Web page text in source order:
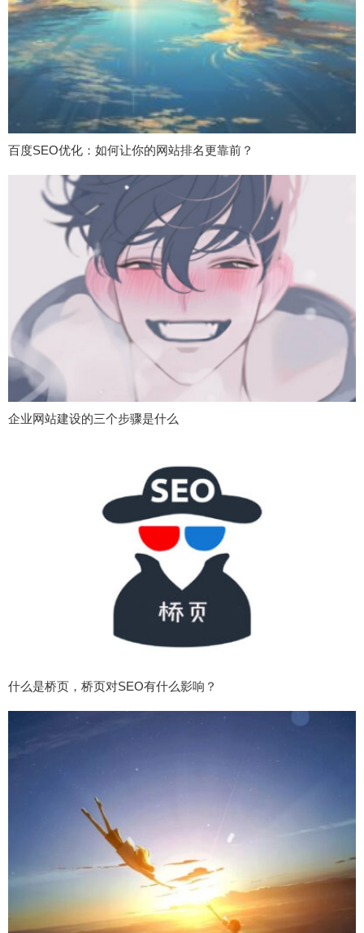
百度SEO优化：如何让你的网站排名更靠前？
企业网站建设的三个步骤是什么
什么是桥页，桥页对SEO有什么影响？